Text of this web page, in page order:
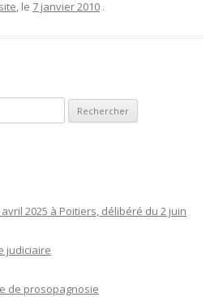
, le 7 janvier 2010 .
2025 à Poitiers, délibéré du 2 juin
judiciaire
de prosopagnosie